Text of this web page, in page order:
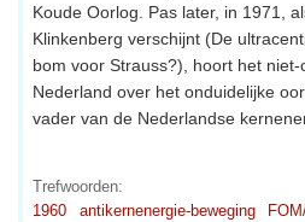
Koude Oorlog. Pas later, in 1971,
Klinkenberg verschijnt (De
bom voor Strauss?), hoort het
Nederland over het onduidelijke
vader van de Nederlandse
Trefwoorden:
1960
antikernenergie-beweging